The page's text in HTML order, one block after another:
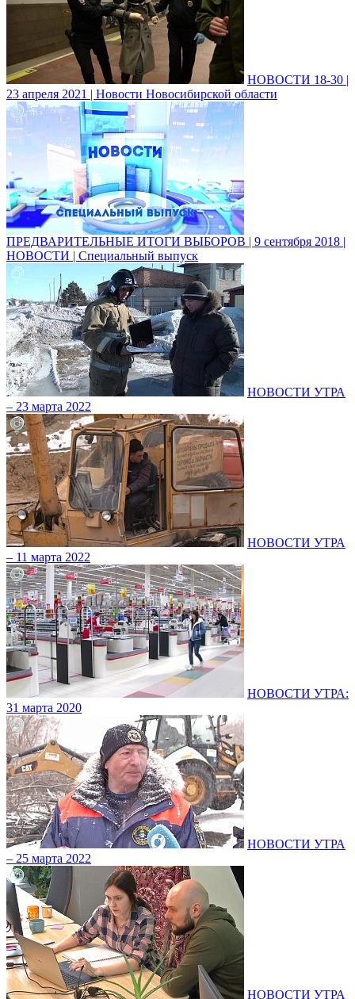
НОВОСТИ 18-30 |
23 апреля 2021 | Новости Новосибирской области
ПРЕДВАРИТЕЛЬНЫЕ ИТОГИ ВЫБОРОВ | 9 сентября 2018 |
НОВОСТИ | Специальный выпуск
НОВОСТИ УТРА
– 23 марта 2022
НОВОСТИ УТРА
– 11 марта 2022
НОВОСТИ УТРА:
31 марта 2020
НОВОСТИ УТРА
– 25 марта 2022
НОВОСТИ УТРА